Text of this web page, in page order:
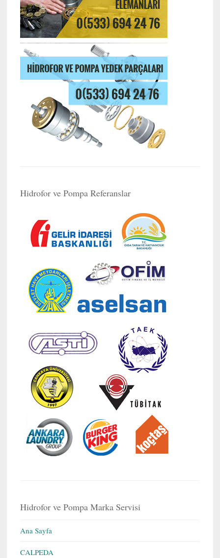
Hidrofor ve Pompa Referanslar
Hidrofor ve Pompa Marka Servisi
Ana Sayfa
CALPEDA